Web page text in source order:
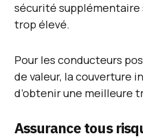
sécurité supplémentaire
trop élevé.
Pour les conducteurs
de valeur, la couverture
d’obtenir une meilleure
Assurance tous